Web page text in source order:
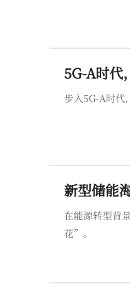
5G-A时
步入5G-A时代
新型储能
在能源转型背
花”。